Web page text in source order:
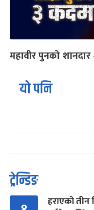
महावीर पुनको
यो पनि
ट्रेन्डिङ
हराएको